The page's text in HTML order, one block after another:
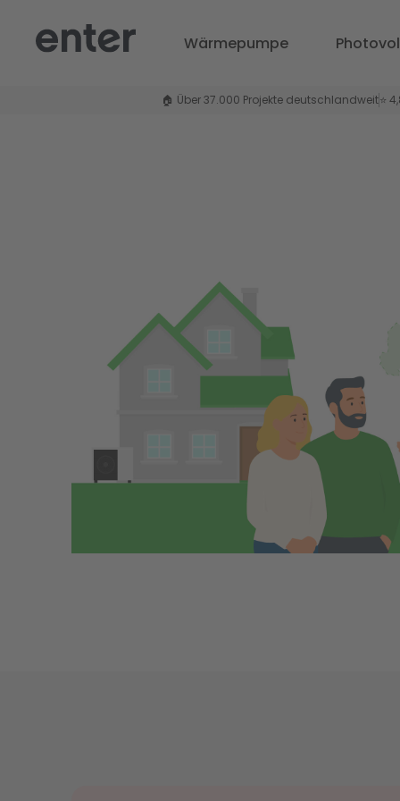
Wärmepumpe
🏠 Über 37.000 Projekte deutschlandweit⭐